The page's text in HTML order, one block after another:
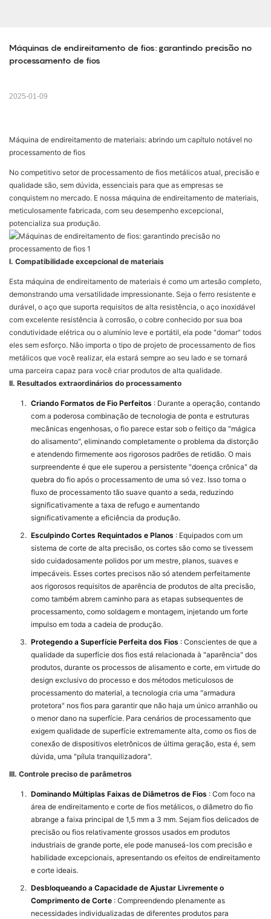
Máquinas de endireitamento de fios: garantindo precisão no
processamento de fios
2025-01-09
Máquina de endireitamento de materiais: abrindo um capítulo notável no
processamento de fios
No competitivo setor de processamento de fios metálicos atual, precisão e
qualidade são, sem dúvida, essenciais para que as empresas se
conquistem no mercado. E nossa máquina de endireitamento de materiais,
meticulosamente fabricada, com seu desempenho excepcional,
potencializa sua produção.
I. Compatibilidade excepcional de materiais
Esta máquina de endireitamento de materiais é como um artesão completo,
demonstrando uma versatilidade impressionante. Seja o ferro resistente e
durável, o aço que suporta requisitos de alta resistência, o aço inoxidável
com excelente resistência à corrosão, o cobre conhecido por sua boa
condutividade elétrica ou o alumínio leve e portátil, ela pode "domar" todos
eles sem esforço. Não importa o tipo de projeto de processamento de fios
metálicos que você realizar, ela estará sempre ao seu lado e se tornará
uma parceira capaz para você criar produtos de alta qualidade.
II. Resultados extraordinários do processamento
Criando Formatos de Fio Perfeitos : Durante a operação, contando
com a poderosa combinação de tecnologia de ponta e estruturas
mecânicas engenhosas, o fio parece estar sob o feitiço da "mágica
do alisamento", eliminando completamente o problema da distorção
e atendendo firmemente aos rigorosos padrões de retidão. O mais
surpreendente é que ele superou a persistente "doença crônica" da
quebra do fio após o processamento de uma só vez. Isso torna o
fluxo de processamento tão suave quanto a seda, reduzindo
significativamente a taxa de refugo e aumentando
significativamente a eficiência da produção.
Esculpindo Cortes Requintados e Planos : Equipados com um
sistema de corte de alta precisão, os cortes são como se tivessem
sido cuidadosamente polidos por um mestre, planos, suaves e
impecáveis. Esses cortes precisos não só atendem perfeitamente
aos rigorosos requisitos de aparência de produtos de alta precisão,
como também abrem caminho para as etapas subsequentes de
processamento, como soldagem e montagem, injetando um forte
impulso em toda a cadeia de produção.
Protegendo a Superfície Perfeita dos Fios : Conscientes de que a
qualidade da superfície dos fios está relacionada à "aparência" dos
produtos, durante os processos de alisamento e corte, em virtude do
design exclusivo do processo e dos métodos meticulosos de
processamento do material, a tecnologia cria uma "armadura
protetora" nos fios para garantir que não haja um único arranhão ou
o menor dano na superfície. Para cenários de processamento que
exigem qualidade de superfície extremamente alta, como os fios de
conexão de dispositivos eletrônicos de última geração, esta é, sem
dúvida, uma "pílula tranquilizadora".
III. Controle preciso de parâmetros
Dominando Múltiplas Faixas de Diâmetros de Fios : Com foco na
área de endireitamento e corte de fios metálicos, o diâmetro do fio
abrange a faixa principal de 1,5 mm a 3 mm. Sejam fios delicados de
precisão ou fios relativamente grossos usados ​​em produtos
industriais de grande porte, ele pode manuseá-los com precisão e
habilidade excepcionais, apresentando os efeitos de endireitamento
e corte ideais.
Desbloqueando a Capacidade de Ajustar Livremente o
Comprimento de Corte : Compreendendo plenamente as
necessidades individualizadas de diferentes produtos para